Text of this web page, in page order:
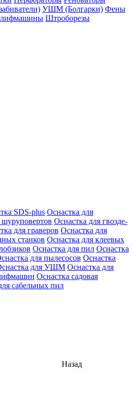
УШМ (Болгарки) Фены
Штроборезы
SDS-plus Оснастка для
Оснастка для гвозде-
для граверов Оснастка для
станков Оснастка для клеевых
Оснастка для пил Оснастка
для пылесосов Оснастка
для УШМ Оснастка для
Оснастка садовая
сабельных пил
Назад